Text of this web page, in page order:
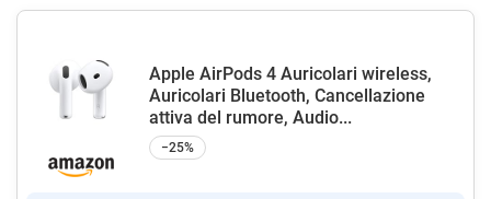
Apple AirPods 4 Auricolari wireless,
Auricolari Bluetooth, Cancellazione
attiva del rumore, Audio...
−25%